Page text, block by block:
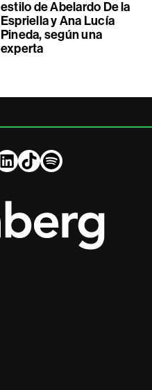
estilo de Abelardo De la
Espriella y Ana Lucía
Pineda, según una
experta